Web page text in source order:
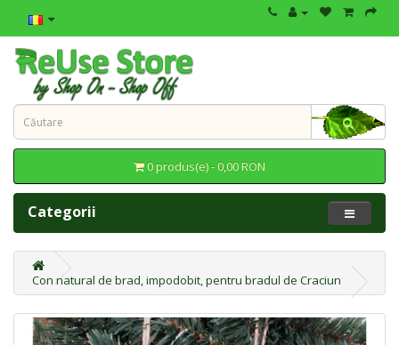
0 produs(e) - 0,00 RON
Categorii
Con natural de brad, impodobit, pentru bradul de Craciun